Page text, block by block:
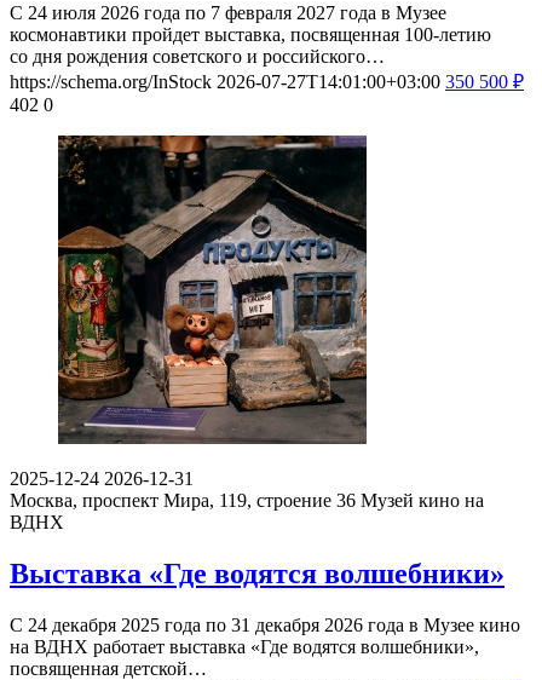
С 24 июля 2026 года по 7 февраля 2027 года в Музее
космонавтики пройдет выставка, посвященная 100-летию
со дня рождения советского и российского…
https://schema.org/InStock 2026-07-27T14:01:00+03:00 350 500 ₽
402 0
2025-12-24 2026-12-31
Москва, проспект Мира, 119, строение 36 Музей кино на
ВДНХ
Выставка «Где водятся волшебники»
С 24 декабря 2025 года по 31 декабря 2026 года в Музее кино
на ВДНХ работает выставка «Где водятся волшебники»,
посвященная детской…